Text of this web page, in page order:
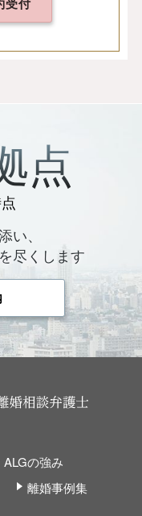
lg.com
該情報を与えなか
供いただけない場
くは法律事務の遂行
のサービスにつき
電話をかけさせて
受付
点
い、
尽くします
ALGの強み
離婚事例集